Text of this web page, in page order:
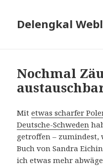
Delengkal
Nochmal
Mitetwas scharfer
Deutsche-Schweden
getroffen – zumindest,
Buch von Sandra
ich etwas mehr